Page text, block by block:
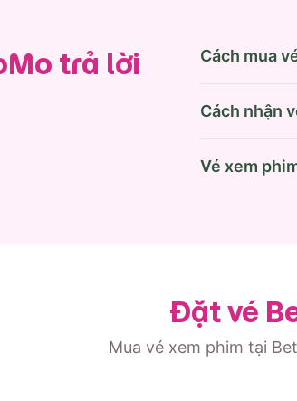
trả lời Cách mua
Cách nhận
Vé xem
Đặt vé
Mua vé xem phim tại